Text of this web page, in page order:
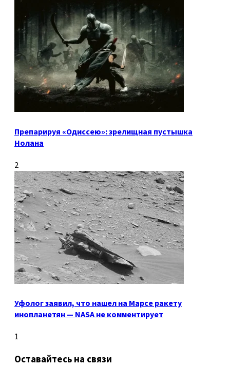
Препарируя «Одиссею»: зрелищная пустышка
Нолана
2
Уфолог заявил, что нашел на Марсе ракету
инопланетян — NASA не комментирует
1
Оставайтесь на связи